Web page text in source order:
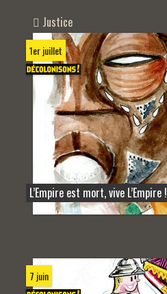
Justice
1er juillet
L’Empire est mort, vive L’Empire !
7 juin